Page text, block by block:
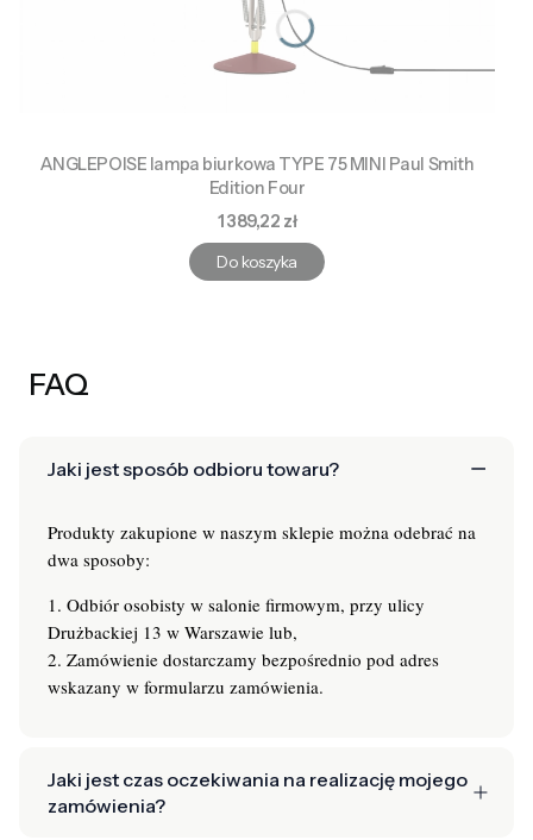
ANGLEPOISE lampa biurkowa TYPE 75 MINI Paul Smith
Edition Four
Cena
1 389,22 zł
Do koszyka
FAQ
Jaki jest sposób odbioru towaru?
Produkty zakupione w naszym sklepie można odebrać na
dwa sposoby:
1. Odbiór osobisty w salonie firmowym, przy ulicy
Drużbackiej 13 w Warszawie lub,
2. Zamówienie dostarczamy bezpośrednio pod adres
wskazany w formularzu zamówienia.
Jaki jest czas oczekiwania na realizację mojego
zamówienia?